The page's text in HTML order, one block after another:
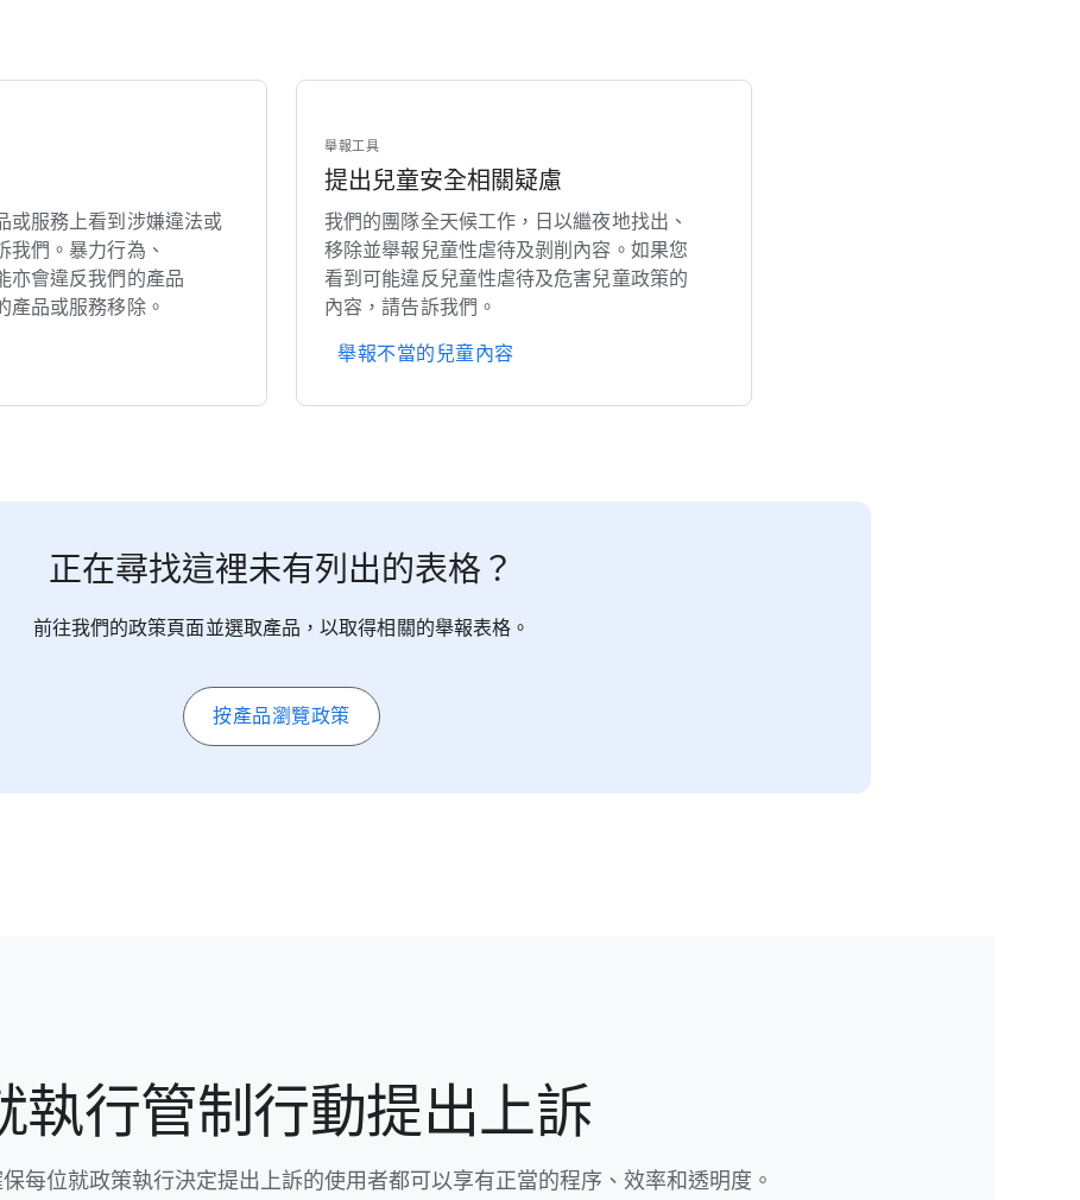
或​服務​上​看到​涉嫌​違法​或​
我們。​暴力​行為、​
亦​會​違反​我們​的​產品​
產品​或​服務​移除。
舉報​工​具
提出​兒童​安全​相關​疑慮
我們​的​團隊​全​天​候​工作，​日​以​繼夜​地​找出、​
移除​並​舉報​兒童性​虐待​及​剝削​內容。​如果​您​
看到​可能​違反​兒童性​虐待​及​危害​兒童​政策​的​
內容，​請​告訴​我們。
舉報​不當​的​兒童​內容
正在​尋找​這​裡​未​有​列出​的​表格？
前往​我們​的​政策​頁面​並​選取​產品，​以​取得​相關​的​舉報​表格。
按​產品​瀏覽​政策
執行​管制​行動​提出​上訴
每​位​就​政策​執行​決定​提出​上訴​的​使用​者​都​可以​享​有​正當​的​程序、​效率​和​透明度。​